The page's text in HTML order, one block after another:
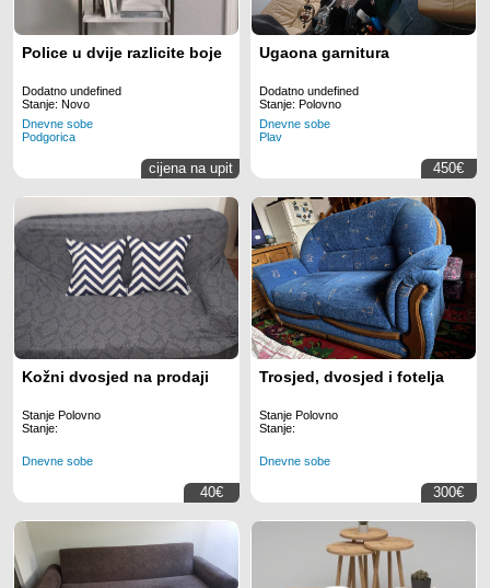
Police u dvije razlicite boje
Dodatno undefined
Stanje: Novo
Dnevne sobe
Podgorica
cijena na upit
Ugaona garnitura
Dodatno undefined
Stanje: Polovno
Dnevne sobe
Plav
450€
Kožni dvosjed na prodaji
Stanje Polovno
Stanje:
Dnevne sobe
40€
Trosjed, dvosjed i fotelja
Stanje Polovno
Stanje:
Dnevne sobe
300€